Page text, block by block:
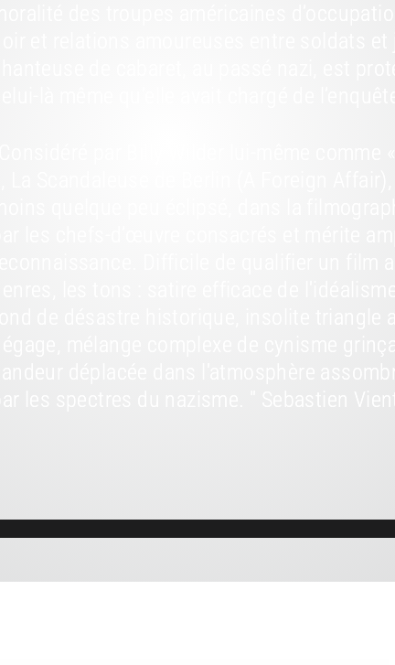
moralité des troupes américaines
noir et relations amoureuses entre soldats
chanteuse de cabaret, au passé nazi, est
"Considéré par Billy Wilder lui-même
», La Scandaleuse de Berlin (A Foreign
moins quelque peu éclipsé, dans la
par les chefs-d’œuvre consacrés et mérite
reconnaissance. Difficile de qualifier un film
genres, les tons : satire efficace de
fond de désastre historique, insolite triangle
dégage, mélange complexe de cynisme
candeur déplacée dans l'atmosphère
par les spectres du nazisme. " Sebastien